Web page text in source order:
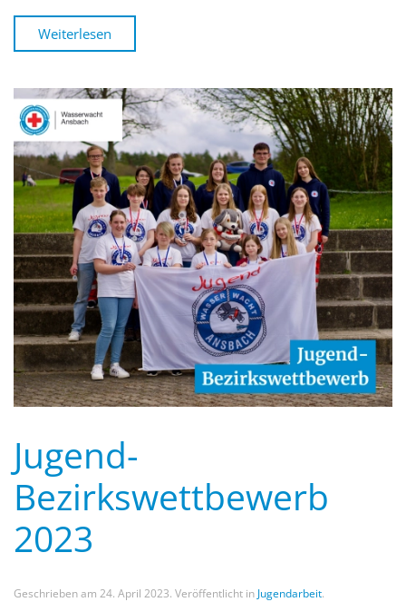
Weiterlesen
Jugend-
Bezirkswettbewerb
2023
Geschrieben am 24. April 2023. Veröffentlicht in Jugendarbeit.